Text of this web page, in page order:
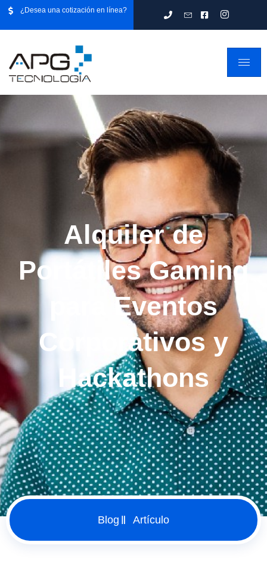
¿Desea una cotización en línea?
Alquiler de
Portátiles Gaming
para Eventos
Corporativos y
Hackathons
Blog Artículo